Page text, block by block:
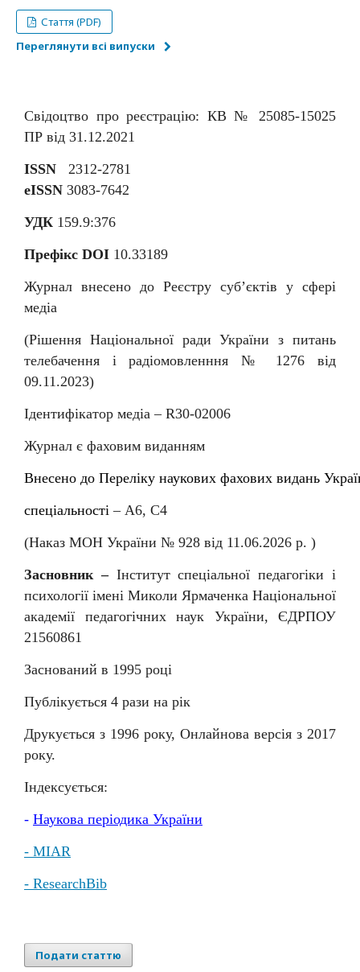
Стаття (PDF)
Переглянути всі випуски
Свідоцтво про реєстрацію: КВ № 25085-15025
ПР від 31.12.2021
ISSN 2312-2781
eISSN 3083-7642
УДК 159.9:376
Префікс DOI 10.33189
Журнал внесено до Реєстру суб’єктів у сфері
медіа
(Рішення Національної ради України з питань
телебачення і радіомовленння № 1276 від
09.11.2023)
Ідентифікатор медіа – R30-02006
Журнал є фаховим виданням
Внесено до Перелiку наукових фахових видань
спеціальності–А6, С4
(Наказ МОН України № 928 від 11 .06.2026 р. )
Засновник – Інститут спеціальної педагогіки і
психології імені Миколи Ярмаченка Національної
академії педагогічних наук України, ЄДРПОУ
21560861
Заснований в 1995 році
Публікується 4 рази на рік
Друкується з 1996 року, Онлайнова версія з 2017
року.
Індексується:
- Наукова періодика України
- MIAR
- ResearchBib
Подати статтю